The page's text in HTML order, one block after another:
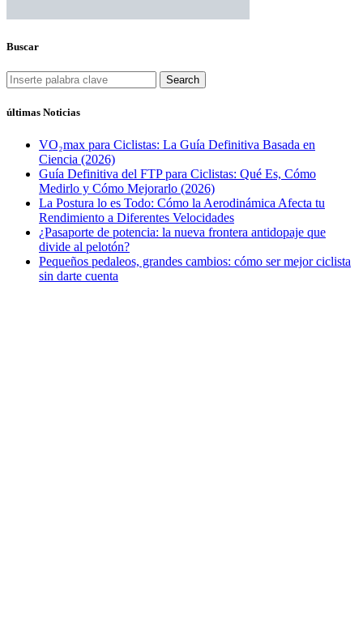
Buscar
Search
últimas Noticias
VO₂max para Ciclistas: La Guía Definitiva Basada en
Ciencia (2026)
Guía Definitiva del FTP para Ciclistas: Qué Es, Cómo
Medirlo y Cómo Mejorarlo (2026)
La Postura lo es Todo: Cómo la Aerodinámica Afecta tu
Rendimiento a Diferentes Velocidades
¿Pasaporte de potencia: la nueva frontera antidopaje que
divide al pelotón?
Pequeños pedaleos, grandes cambios: cómo ser mejor ciclista
sin darte cuenta